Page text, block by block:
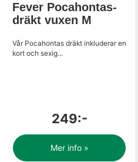
Fever Pocahontas-
dräkt vuxen M
Vår Pocahontas dräkt inkluderar en
kort och sexig...
249:-
Mer info »